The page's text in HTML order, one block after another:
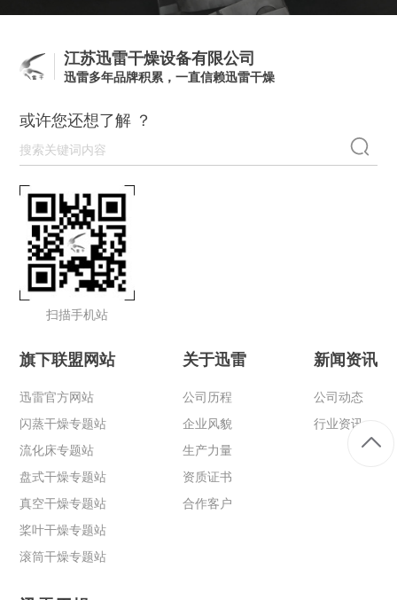
江苏迅雷干燥设备有限公司
迅雷多年品牌积累，一直信赖迅雷干燥
或许您还想了解 ？
扫描手机站
旗下联盟网站
迅雷官方网站
闪蒸干燥专题站
流化床专题站
盘式干燥专题站
真空干燥专题站
桨叶干燥专题站
滚筒干燥专题站
关于迅雷
公司历程
企业风貌
生产力量
资质证书
合作客户
新闻资讯
公司动态
行业资讯